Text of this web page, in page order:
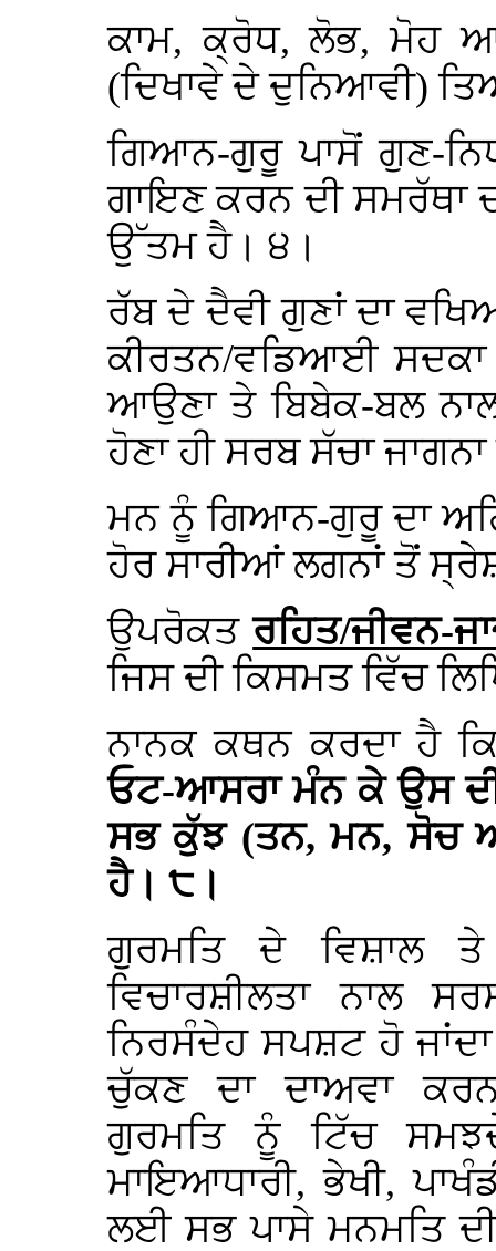
ਕਾਮ, ਕ੍ਰੋਧ, ਲੋਭ, ਮੋਹ
(ਦਿਖਾਵੇ ਦੇ ਦੁਨਿਆਵੀ)
ਗਿਆਨ-ਗੁਰੂ ਪਾਸੋਂ ਗੁਣ-
ਗਾਇਣ ਕਰਨ ਦੀ ਸਮਰੱਥਾ
ਉੱਤਮ ਹੈ। ੪।
ਰੱਬ ਦੇ ਦੈਵੀ ਗੁਣਾਂ ਦਾ
ਕੀਰਤਨ/ਵਡਿਆਈ
ਆਉਣਾ ਤੇ ਬਿਬੇਕ-ਬਲ
ਹੋਣਾ ਹੀ ਸਰਬ ਸੱਚਾ
ਮਨ ਨੂੰ ਗਿਆਨ-ਗੁਰੂ ਦਾ
ਹੋਰ ਸਾਰੀਆਂ ਲਗਨਾਂ ਤੋਂ
ਉਪਰੋਕਤਰਹਿਤ/ਜੀਵਨ-
ਜਿਸ ਦੀ ਕਿਸਮਤ ਵਿੱਚ
ਨਾਨਕ ਕਥਨ ਕਰਦਾ ਹੈ
ਓਟ-ਆਸਰਾ ਮੰਨ ਕੇ ਉਸ
ਸਭ ਕੁੱਝ (ਤਨ, ਮਨ, ਸੋਚ
ਹੈ। ੮।
ਗੁਰਮਤਿ ਦੇ ਵਿਸ਼ਾਲ
ਵਿਚਾਰਸ਼ੀਲਤਾ ਨਾਲ
ਨਿਰਸੰਦੇਹ ਸਪਸ਼ਟ ਹੋ
ਚੁੱਕਣ ਦਾ ਦਾਅਵਾ
ਗੁਰਮਤਿ ਨੂੰ ਟਿੱਚ
ਮਾਇਆਧਾਰੀ, ਭੇਖੀ,
ਲਈ ਸਭ ਪਾਸੇ ਮਨਮਤਿ